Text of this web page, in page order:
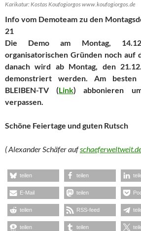
Karikatur: Kostas Koufogiorgos www.koufogiorgos.de
Info vom Demoteam zu den
21
Die Demo am Montag,
organisatorischen Gründen noch auf
danach wird ab Montag, den
demonstriert werden. Am
BLEIBEN-TV (Link) abbonieren
verpassen.
Schöne Feiertage und guten Rutsch
( Alexander Schäfer auf
teilen teilen
E-Mail teilen
teilen RSS-feed
teilen teilen